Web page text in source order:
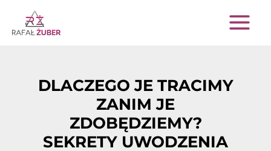
Przejdź
do
DLACZEGO JE TRACIMY
ZANIM JE
ZDOBĘDZIEMY?
SEKRETY UWODZENIA